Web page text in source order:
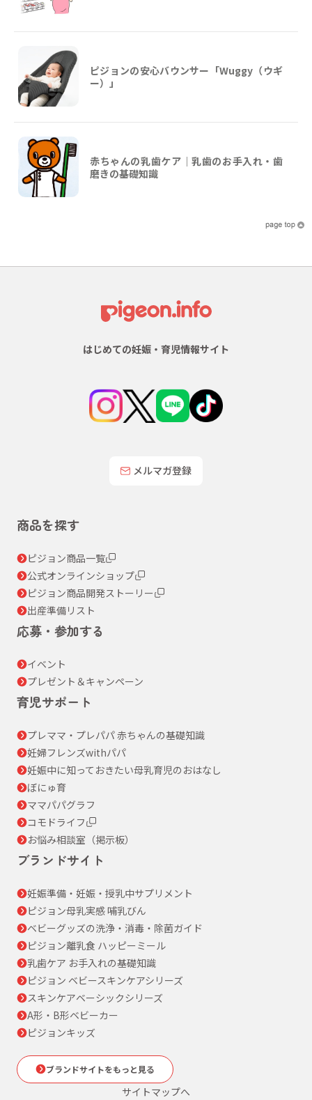
ピジョンの安心バウンサー「Wuggy（ウギ
ー）」
赤ちゃんの乳歯ケア｜乳歯のお手入れ・歯
磨きの基礎知識
はじめての妊娠・育児情報サイト
メルマガ登録
商品を探す
ピジョン商品一覧
公式オンラインショップ
ピジョン商品開発ストーリー
出産準備リスト
応募・参加する
イベント
プレゼント＆キャンペーン
育児サポート
プレママ・プレパパ 赤ちゃんの基礎知識
妊婦フレンズwithパパ
妊娠中に知っておきたい母乳育児のおはなし
ぼにゅ育
ママパパグラフ
コモドライフ
お悩み相談室（掲示板）
ブランドサイト
妊娠準備・妊娠・授乳中サプリメント
ピジョン母乳実感 哺乳びん
ベビーグッズの洗浄・消毒・除菌ガイド
ピジョン離乳食 ハッピーミール
乳歯ケア お手入れの基礎知識
ピジョン ベビースキンケアシリーズ
スキンケアベーシックシリーズ
A形・B形ベビーカー
ピジョンキッズ
ブランドサイトをもっと見る
サイトマップへ